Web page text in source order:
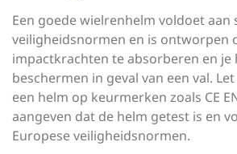
Een goede wielrenhelm voldoet aan
veiligheidsnormen en is ontworpen
impactkrachten te absorberen en je
beschermen in geval van een val.
een helm op keurmerken zoals CE
aangeven dat de helm getest is en
Europese veiligheidsnormen.